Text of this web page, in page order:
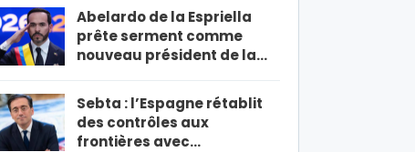
Abelardo de la Espriella
prête serment comme
nouveau président de la…
Sebta : l’Espagne rétablit
des contrôles aux
frontières avec…